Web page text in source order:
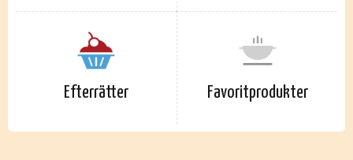
Efterrätter Favoritprodukter